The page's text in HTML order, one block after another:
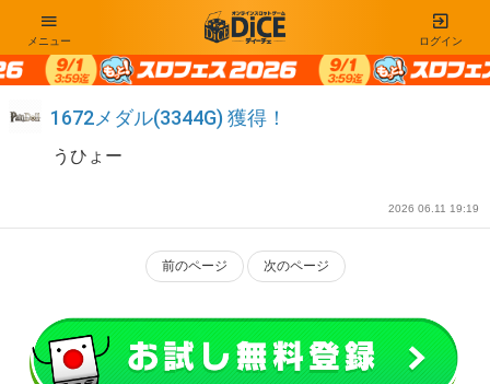
ログイン
メニュー
1672メダル(3344G) 獲得！
うひょー
2026 06.11 19:19
前のページ 次のページ